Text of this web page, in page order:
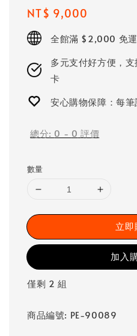
Regular
price
NT$ 9,000
全館滿 $2,000 免
多元支付好方便，
卡
安心購物保障：每
總分: 0 - 0 評價
數量
立即
加入
僅剩 2 組
商品編號: PE-90089